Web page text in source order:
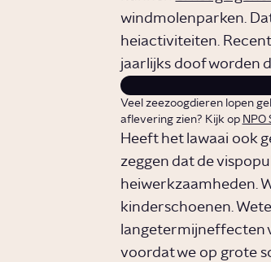
windmolenparken.
heiactiviteiten.
jaarlijks doof worden
Veel zeezoogdieren lopen
aflevering zien? Kijk op NPO
Heeft het lawaai ook
zeggen dat de
heiwerkzaamheden.
kinderschoenen.
langetermijneffecten
voordat we op grote